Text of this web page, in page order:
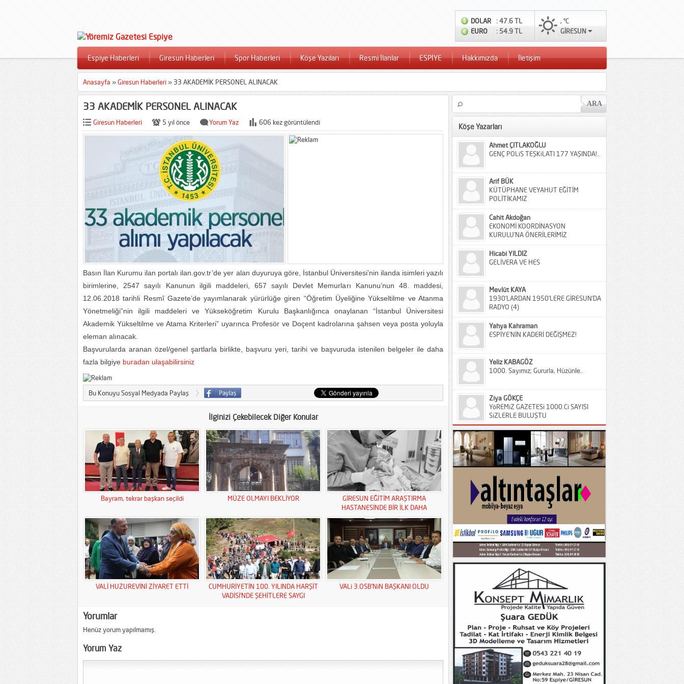
DOLAR
: 47.6 TL
EURO
: 54.9 TL
, °C
GİRESUN
Espiye Haberleri Giresun Haberleri Spor Haberleri Köşe Yazıları Resmi İlanlar ESPİYE Hakkımızda İletişim
Anasayfa »Giresun Haberleri » 33 AKADEMİK PERSONEL ALINACAK
33 AKADEMİK PERSONEL ALINACAK
Giresun Haberleri 5 yıl önce Yorum Yaz 606 kez görüntülendi
Basın İlan Kurumu ilan portalı ilan.gov.tr’de yer alan duyuruya göre, İstanbul Üniversitesi’nin ilanda isimleri yazılı
birimlerine, 2547 sayılı Kanunun ilgili maddeleri, 657 sayılı Devlet Memurları Kanunu’nun 48. maddesi,
12.06.2018 tarihli Resmî Gazete’de yayımlanarak yürürlüğe giren “Öğretim Üyeliğine Yükseltilme ve Atanma
Yönetmeliği”nin ilgili maddeleri ve Yükseköğretim Kurulu Başkanlığınca onaylanan “İstanbul Üniversitesi
Akademik Yükseltilme ve Atama Kriterleri” uyarınca Profesör ve Doçent kadrolarına şahsen veya posta yoluyla
eleman alınacak.
Başvurularda aranan özel/genel şartlarla birlikte, başvuru yeri, tarihi ve başvuruda istenilen belgeler ile daha
fazla bilgiye buradan ulaşabilirsiniz
Bu Konuyu Sosyal Medyada Paylaş
İlginizi Çekebilecek Diğer Konular
Bayram, tekrar başkan seçildi MÜZE OLMAYI BEKLİYOR
GİRESUN EĞİTİM ARAŞTIRMA
HASTANESİNDE BİR İLK DAHA
VALİ HUZUREVİNİ ZİYARET ETTİ
CUMHURİYETİN 100. YILINDA HARŞİT
VADİSİ’NDE ŞEHİTLERE SAYGI
VALi 3.OSB’NiN BAŞKANI OLDU
Yorumlar
Henüz yorum yapılmamış.
Yorum Yaz
Köşe Yazarları
Ahmet ÇITLAKOĞLU
GENÇ POLiS TEŞKiLATI 177 YAŞINDA!..
Arif BÜK
KÜTÜPHANE VEYAHUT EĞİTİM
POLİTİKAMIZ
Cahit Akdoğan
EKONOMİ KOORDİNASYON
KURULU’NA ÖNERİLERİMİZ
Hicabi YILDIZ
GELİVERA VE HES
Mevlüt KAYA
1930’LARDAN 1950’LERE GİRESUN’DA
RADYO (4)
Yahya Kahraman
ESPİYE’NİN KADERİ DEĞİŞMEZ!
Yeliz KABAGÖZ
1000. Sayımız; Gururla, Hüzünle..
Ziya GÖKÇE
YöREMiZ GAZETESi 1000.Ci SAYISI
SiZLERLE BULUŞTU